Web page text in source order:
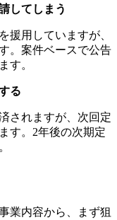
してしまう
援用していますが、
。案件ベースで公告
す。
る
されますが、次回定
す。2年後の次期定
業内容から、まず狙